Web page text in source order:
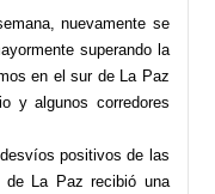
nuevamente se
superando la
en el sur de La Paz
y algunos corredores
positivos de las
de La Paz recibió una